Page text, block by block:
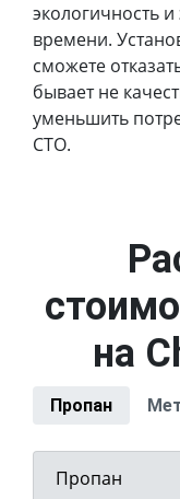
экологичность
времени.
сможете
бывает не
уменьшить
СТО.
на
Пропан
Пропан